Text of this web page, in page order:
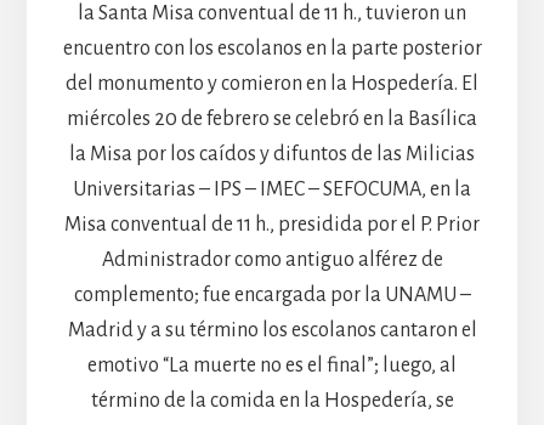
la Santa Misa conventual de 11 h., tuvieron un
encuentro con los escolanos en la parte posterior
del monumento y comieron en la Hospedería. El
miércoles 20 de febrero se celebró en la Basílica
la Misa por los caídos y difuntos de las Milicias
Universitarias – IPS – IMEC – SEFOCUMA, en la
Misa conventual de 11 h., presidida por el P. Prior
Administrador como antiguo alférez de
complemento; fue encargada por la UNAMU –
Madrid y a su término los escolanos cantaron el
emotivo “La muerte no es el final”; luego, al
término de la comida en la Hospedería, se